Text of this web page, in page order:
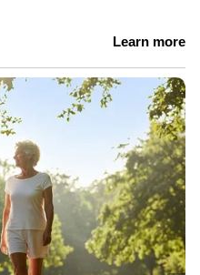
പരിപാടി
സംഭവത്തിന്
പൂച്ചകളെ
കാര്യമായി
ക്രിമിനൽ
എന്നാണ്